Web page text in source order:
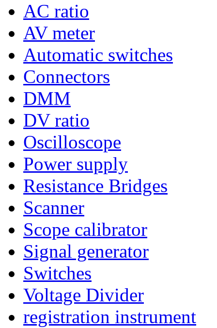
AC ratio
AV meter
Automatic switches
Connectors
DMM
DV ratio
Oscilloscope
Power supply
Resistance Bridges
Scanner
Scope calibrator
Signal generator
Switches
Voltage Divider
registration instrument